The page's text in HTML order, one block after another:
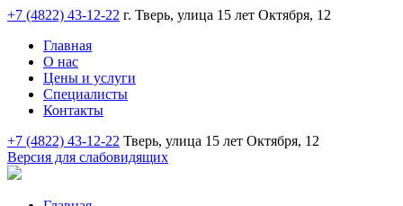
+7 (4822) 43-12-22 г. Тверь, улица 15 лет Октября, 12
Главная
О нас
Цены и услуги
Специалисты
Контакты
+7 (4822) 43-12-22 Тверь, улица 15 лет Октября, 12
Версия для слабовидящих